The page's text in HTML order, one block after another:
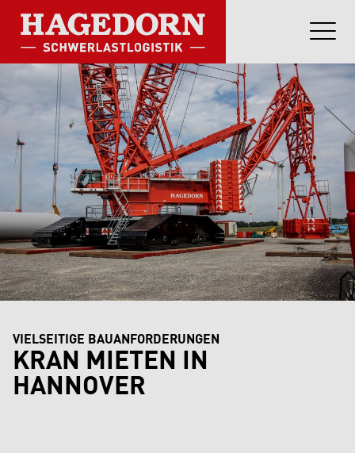
VIELSEITIGE BAUANFORDERUNGEN
KRAN MIETEN IN
HANNOVER